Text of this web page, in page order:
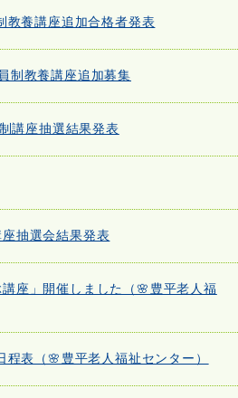
教養講座追加合格者発表
制教養講座追加募集
講座抽選結果発表
抽選会結果発表
講座」開催しました（🌸豊平老人福
表（🌸豊平老人福祉センター）